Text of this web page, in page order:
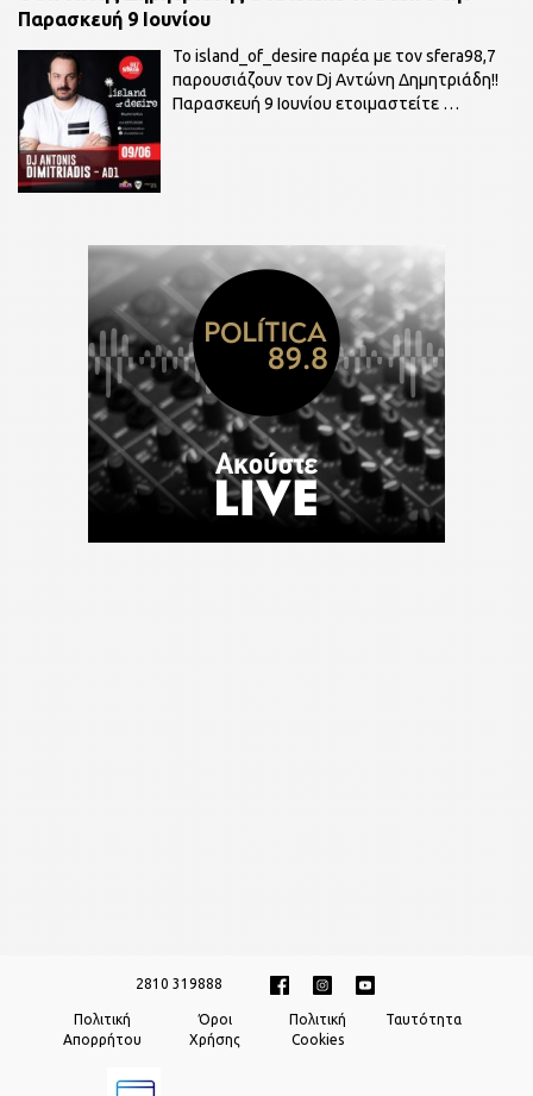
Παρασκευή 9 Ιουνίου
To island_of_desire παρέα με τον sfera98,7
παρουσιάζουν τον Dj Αντώνη Δημητριάδη!!
Παρασκευή 9 Ιουνίου ετοιμαστείτε …
2810 319888
Πολιτική
Απορρήτου
Όροι
Χρήσης
Πολιτική
Cookies
Ταυτότητα